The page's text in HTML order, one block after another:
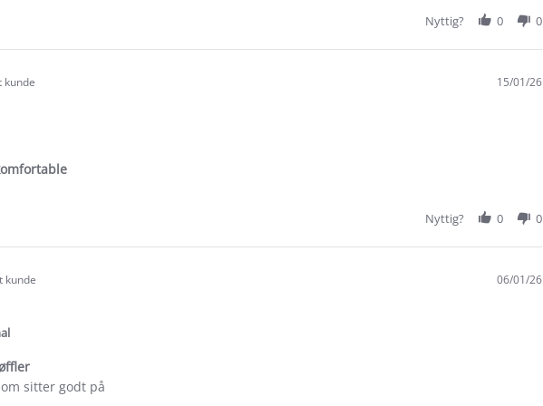
Nyttig? 0 0
kunde 15/01/26
Nyttig? 0 0
kunde 06/01/26
sitter godt på